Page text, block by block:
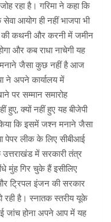
रहा है। गरिमा ने कहा कि
आयोग ही नहीं भाजपा भी
की कथनी और करनी में जमीन
और कब राधा नाचेगी यह
मनाने जैसा कुछ नहीं है आज
ने अपने कार्यालय में
पर सम्मान समारोह
हुए, क्यों नहीं हुए यह बीजेपी
कि इसमें जश्न मनाने जैसा
पेपर लीक के लिए सीबीआई
उत्तराखंड में सरकारी तंत्र
मुंह गिर चुके हैं इसीलिए
ट्रिपल इंजन की सरकार
रही है। स्नातक स्तरीय यूके
जांच होना अपने आप में यह